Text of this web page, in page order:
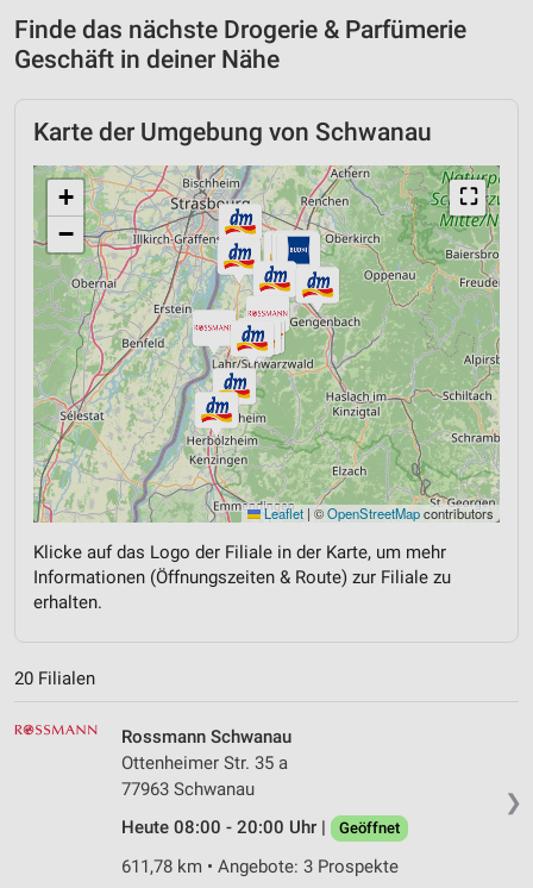
Finde das nächste Drogerie & Parfümerie
Geschäft in deiner Nähe
Karte der Umgebung von Schwanau
⛶
+
−
Leaflet | ©OpenStreetMapcontributors
Klicke auf das Logo der Filiale in der Karte, um mehr
Informationen (Öffnungszeiten & Route) zur Filiale zu
erhalten.
20 Filialen
❯
Rossmann Schwanau
Ottenheimer Str. 35 a
77963 Schwanau
Heute 08:00 - 20:00 Uhr |
Geöffnet
611,78 km • Angebote: 3 Prospekte